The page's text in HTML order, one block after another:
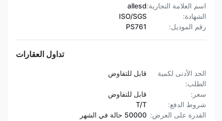
اسم العلامة التجارية:allesd
الشهادة:
ISO/SGS
رقم الموديل:
PS761
تداول العقارات
الحد الأدنى لكمية
الطلب:
قابل للتفاوض
سعر:
قابل للتفاوض
شروط الدفع:
T/T
القدرة على العرض: 50000 حالة في الشهر